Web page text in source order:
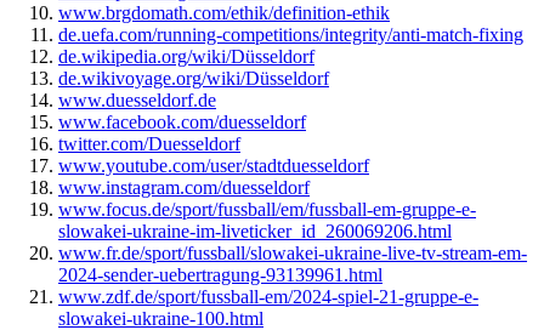
www.brgdomath.com/ethik/definition-ethik
de.uefa.com/running-competitions/integrity/anti-match-fixing
de.wikipedia.org/wiki/Düsseldorf
de.wikivoyage.org/wiki/Düsseldorf
www.duesseldorf.de
www.facebook.com/duesseldorf
twitter.com/Duesseldorf
www.youtube.com/user/stadtduesseldorf
www.instagram.com/duesseldorf
www.focus.de/sport/fussball/em/fussball-em-gruppe-e-
slowakei-ukraine-im-liveticker_id_260069206.html
www.fr.de/sport/fussball/slowakei-ukraine-live-tv-stream-em-
2024-sender-uebertragung-93139961.html
www.zdf.de/sport/fussball-em/2024-spiel-21-gruppe-e-
slowakei-ukraine-100.html